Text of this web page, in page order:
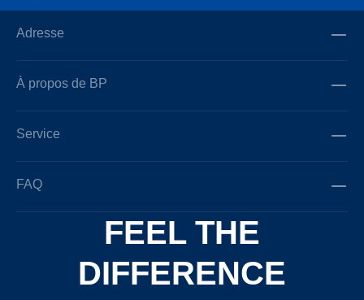
Adresse
À propos de BP
Service
FAQ
FEEL THE
DIFFERENCE